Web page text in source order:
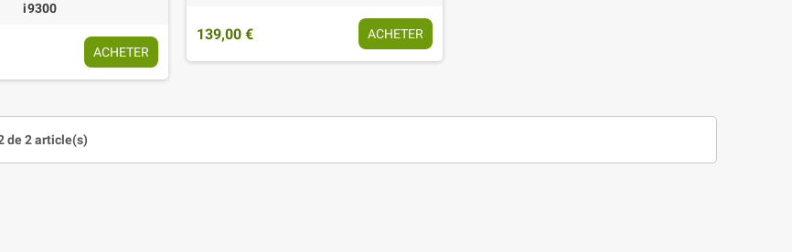
i9300
ACHETER
139,00 € ACHETER
de 2 article(s)